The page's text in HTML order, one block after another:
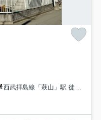
西武拝島線「萩山」駅 徒歩10分